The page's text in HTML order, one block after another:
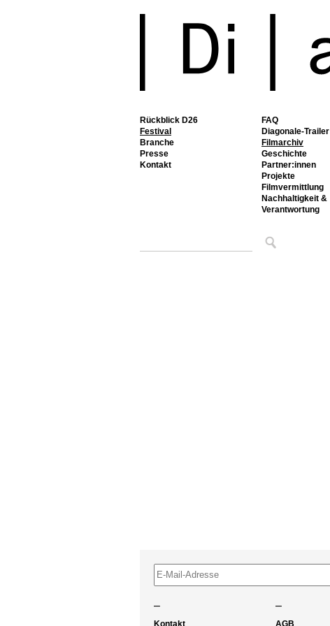
Rückblick D26
Festival
FAQ
Diagonale-Trailer
Filmarchiv
Geschichte
Partner:innen
Projekte
Filmvermittlung
Nachhaltigkeit &
Verantwortung
Branche
Presse
Kontakt
– –
Kontakt AGB